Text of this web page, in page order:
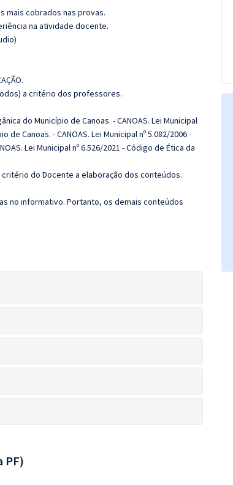
mais cobrados nas provas.
na atividade docente.
a critério dos professores.
do Município de Canoas. - CANOAS. Lei Municipal
Canoas. - CANOAS. Lei Municipal nº 5.082/2006 -
Lei Municipal nº 6.526/2021 - Código de Ética da
do Docente a elaboração dos conteúdos.
no informativo. Portanto, os demais conteúdos
PF)